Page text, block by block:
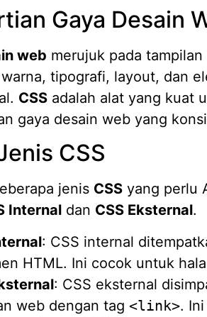
Gaya Desain
web merujuk pada
tipografi, layout, dan
CSS adalah alat yang kuat
gaya desain web yang
CSS
jenis CSS yang perlu
Internal dan CSS Eksternal.
: CSS internal
HTML. Ini cocok untuk
: CSS eksternal
web dengan tag <link>.